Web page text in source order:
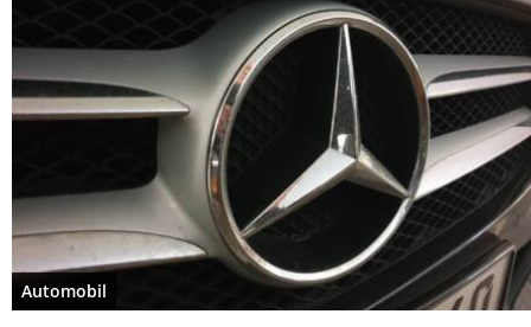
Automobil